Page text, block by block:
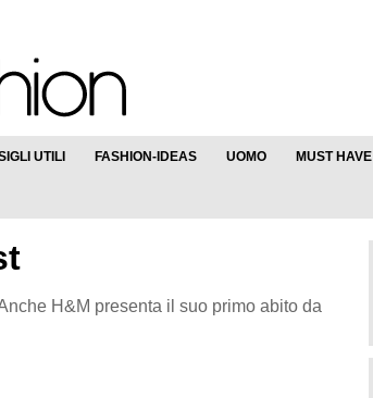
UTILI FASHION-IDEAS UOMO MUST HAVE
H&M presenta il suo primo abito da